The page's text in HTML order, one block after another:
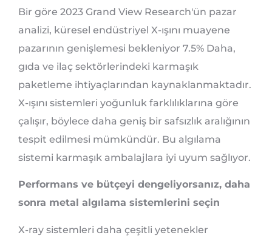
Bir göre 2023 Grand View Research'ün pazar
analizi, küresel endüstriyel X-ışını muayene
pazarının genişlemesi bekleniyor 7.5% Daha,
gıda ve ilaç sektörlerindeki karmaşık
paketleme ihtiyaçlarından kaynaklanmaktadır.
X-ışını sistemleri yoğunluk farklılıklarına göre
çalışır, böylece daha geniş bir safsızlık aralığının
tespit edilmesi mümkündür. Bu algılama
sistemi karmaşık ambalajlara iyi uyum sağlıyor.
Performans ve bütçeyi dengeliyorsanız, daha
sonra metal algılama sistemlerini seçin
X-ray sistemleri daha çeşitli yetenekler